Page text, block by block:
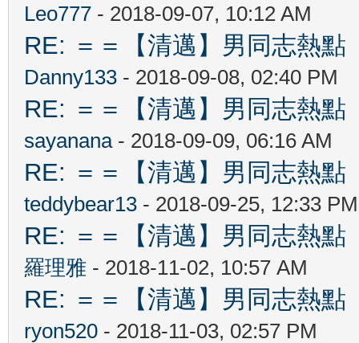
Leo777 - 2018-09-07, 10:12 AM
RE: ＝＝【清邁】男同志熱
Danny133 - 2018-09-08, 02:40 PM
RE: ＝＝【清邁】男同志熱
sayanana- 2018-09-09, 06:16 AM
RE: ＝＝【清邁】男同志熱
teddybear13 - 2018-09-25, 12:33 PM
RE: ＝＝【清邁】男同志熱
羅理雅 - 2018-11-02, 10:57 AM
RE: ＝＝【清邁】男同志熱
ryon520 - 2018-11-03, 02:57 PM